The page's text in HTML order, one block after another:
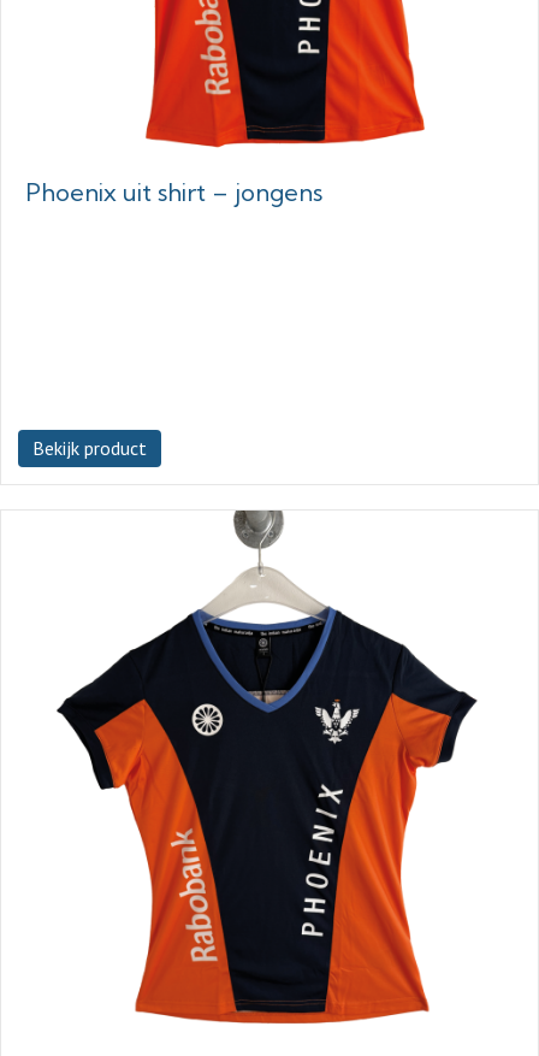
Phoenix uit shirt – jongens
Bekijk product